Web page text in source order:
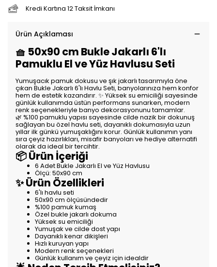
Kredi Kartına 12 Taksit İmkanı
Ürün Açıklaması
🧺 50x90 cm Bukle Jakarlı 6'lı
Pamuklu El ve Yüz Havlusu Seti
Yumuşacık pamuk dokusu ve şık jakarlı tasarımıyla öne
çıkan Bukle Jakarlı 6'lı Havlu Seti, banyolarınıza hem konfor
hem de estetik kazandırır. ✨ Yüksek su emiciliği sayesinde
günlük kullanımda üstün performans sunarken, modern
renk seçenekleriyle banyo dekorasyonunu tamamlar.
🌿 %100 pamuklu yapısı sayesinde cilde nazik bir dokunuş
sağlayan bu özel havlu seti, dayanıklı dokumasıyla uzun
yıllar ilk günkü yumuşaklığını korur. Günlük kullanımın yanı
sıra çeyiz hazırlıkları, misafir banyoları ve hediye alternatifi
olarak da ideal bir tercihtir.
📦 Ürün İçeriği
6 Adet Bukle Jakarlı El ve Yüz Havlusu
Ölçü: 50x90 cm
✨ Ürün Özellikleri
6'lı havlu seti
50x90 cm ölçüsündedir
%100 pamuk kumaş
Özel bukle jakarlı dokuma
Yüksek su emiciliği
Yumuşak ve cilde dost yapı
Dayanıklı kenar dikişleri
Hızlı kuruyan yapı
Modern renk seçenekleri
Günlük kullanım ve çeyiz için idealdir